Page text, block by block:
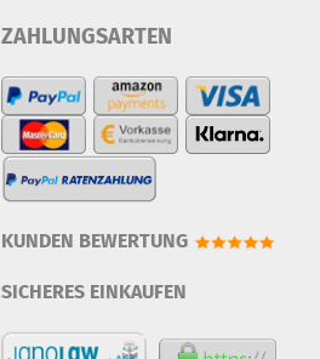
ZAHLUNGSARTEN
KUNDEN BEWERTUNG
SICHERES EINKAUFEN